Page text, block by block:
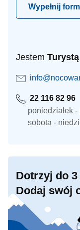
Wypełnij
Jestem Turystą
22 116 82 96
poniedziałek
sobota -
Dotrzyj do
Dodaj swój